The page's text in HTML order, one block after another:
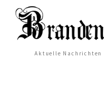
Aktuelle Nachrichten